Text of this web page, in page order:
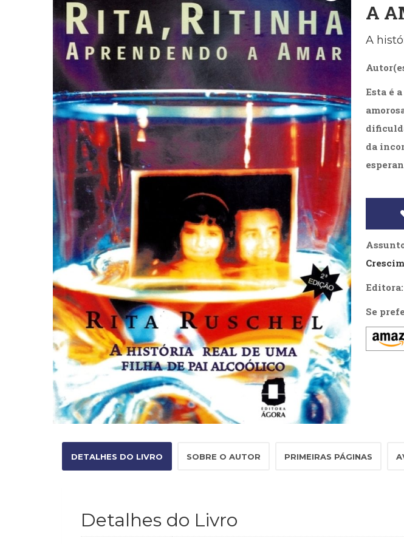
Autoajuda (95)
Biografias,
Cinema (23)
Comportamento (418)
Corpo e Movimento (226)
Crescimento Interior
Culinária, Alimentação (14)
Economia, Negócios (31)
Educação Especial (39)
Fisioterapia (47)
Gestalt-terapia (93)
Jornalismo (57)
Literatura Erótica (11)
Literatura, Ficção,
PNL (Programação Neurolingüística) (41)
Psicodrama (200)
Publicidade, Propaganda e Marketing (33)
Puericultura (23)
Relações Públicas e Comunicação Empresarial
(31)
Religião,
Sem categoria (0) Televisão (22)
Terapia Ocupacional (21)
Treinamento e RH (65)
Vida Prática (32)
A
A
Esta é
da
:
Editora:
Se
DETALHES DO LIVRO SOBRE O AUTOR PRIMEIRAS PÁGINAS
Detalhes do Livro